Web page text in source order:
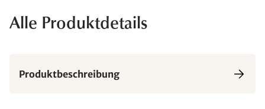
Alle Produktdetails
Produktbeschreibung